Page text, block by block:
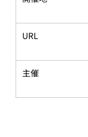
URL
主催